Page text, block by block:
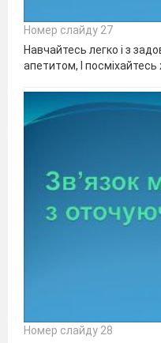
Номер слайду 27
Навчайтесь легко і з
апетитом, І
Номер слайду 28